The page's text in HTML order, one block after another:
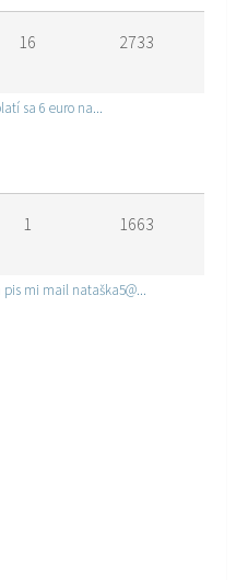
2733
16
sa 6 euro na...
1663
1
mi mail nataška5@...